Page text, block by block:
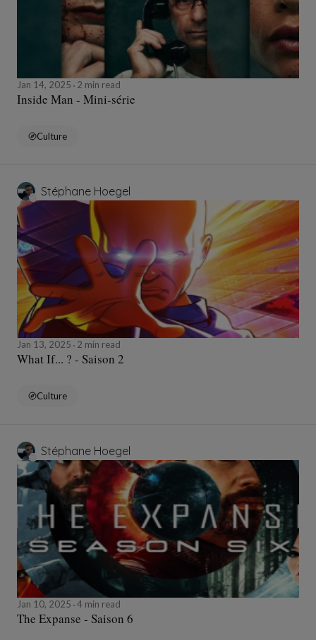
Jan 14, 2025 2 min read
Inside Man - Mini-série
Culture
Stéphane Hoegel
Jan 13, 2025 2 min read
What If... ? - Saison 2
Culture
Stéphane Hoegel
Jan 10, 2025 4 min read
The Expanse - Saison 6